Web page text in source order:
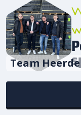
Team Heerde